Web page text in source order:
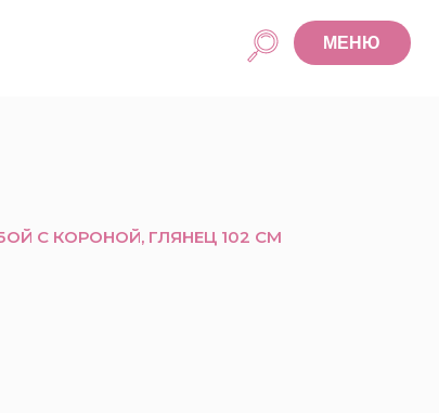
С КОРОНОЙ, ГЛЯНЕЦ 102 СМ